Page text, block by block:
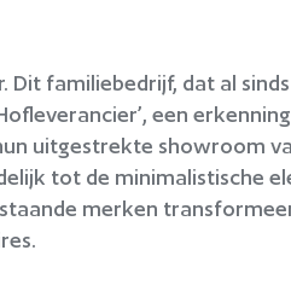
familiebedrijf, dat al
een
uitgestrekte showroom
tot de minimalistische
merken